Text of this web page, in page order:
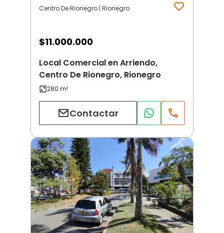
Centro De Rionegro | Rionegro
$11.000.000
Local Comercial en Arriendo,
Centro De Rionegro, Rionegro
Contactar